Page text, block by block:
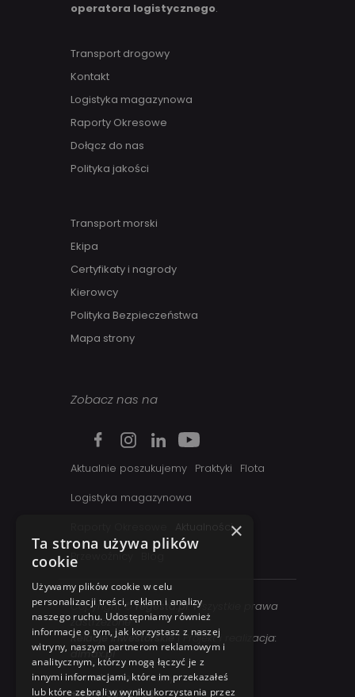
operatora logistycznego.
Transport drogowy
Kontakt
Logistyka magazynowa
Raporty Okresowe
Dołącz do nas
Polityka jakości
Transport morski
Ekipa
Certyfikaty i nagrody
Kierowcy
Polityka Bezpieczeństwa
Mapa strony
Zobacz nas na
Aktualnie poszukujemy Praktyki
Flota
Logistyka magazynowa
Aktualności
Przewoźnicy
Blog
Copyright ©regesta.pl. Wszystkie prawa
zastrzezone
Relacje inwestorskie| Projekt i realizacja:
dimax.pl
Kontakt telefoniczny:
+48 41 358 27 00
×
Ta strona używa plików
cookie
Używamy plików cookie w celu
personalizacji treści, reklam i analizy
naszego ruchu. Udostępniamy również
informacje o tym, jak korzystasz z naszej
witryny, naszym partnerom reklamowym i
analitycznym, którzy mogą łączyć je z
innymi informacjami, które im przekazałeś
lub które zebrali w wyniku korzystania przez